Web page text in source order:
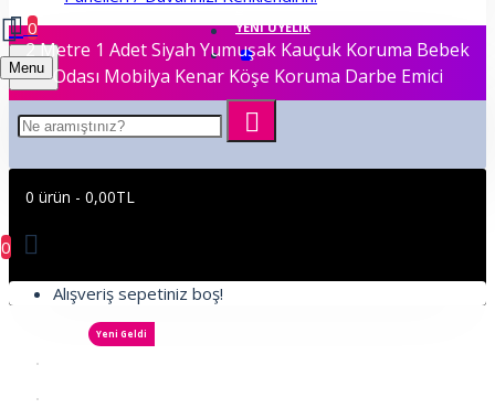
YENI ÜYELIK
Menu
0
0 ürün - 0,00TL
0
Alışveriş sepetiniz boş!
2 Metre 1 Adet Siyah Yumuşak Kauçuk Koruma Bebek
Odası Mobilya Kenar Köşe Koruma Darbe Emici
Yeni Geldi